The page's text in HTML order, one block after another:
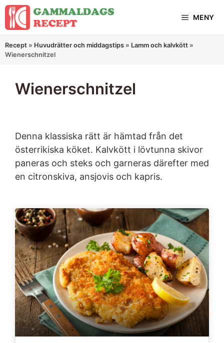
Hoppa
innehåll
MENY
Recept » Huvudrätter och middagstips » Lamm och kalvkött »
Wienerschnitzel
Wienerschnitzel
Denna klassiska rätt är hämtad från det
österrikiska köket. Kalvkött i lövtunna skivor
paneras och steks och garneras därefter med
en citronskiva, ansjovis och kapris.